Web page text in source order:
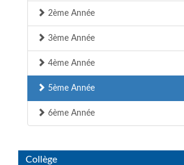
2ème Année
3ème Année
4ème Année
5ème Année
6ème Année
Collège